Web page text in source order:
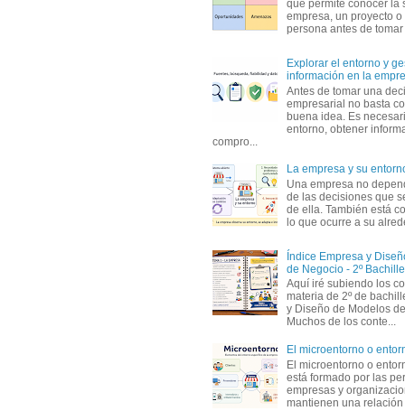
que permite conocer la
empresa, un proyecto
persona antes de
Explorar el entorno y
información en la
Antes de tomar una
empresarial no basta
buena idea. Es
entorno, obtener
compro...
La empresa y su
Una empresa no
de las decisiones que
de ella. También está
lo que ocurre a su
Índice Empresa y
de Negocio - 2º
Aquí iré subiendo los
materia de 2º de
y Diseño de Modelos
Muchos de los conte...
El microentorno o
El microentorno o
está formado por las
empresas y
mantienen una